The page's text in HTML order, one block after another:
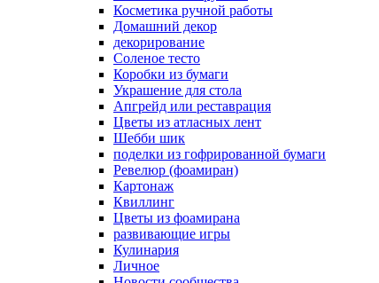
Косметика ручной работы
Домашний декор
декорирование
Соленое тесто
Коробки из бумаги
Украшение для стола
Апгрейд или реставрация
Цветы из атласных лент
Шебби шик
поделки из гофрированной бумаги
Ревелюр (фоамиран)
Картонаж
Квиллинг
Цветы из фоамирана
развивающие игры
Кулинария
Личное